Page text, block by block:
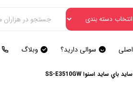
سوالی دارید؟ وبلاگ
سايد باي سايد اسنوا SS-E3510GW